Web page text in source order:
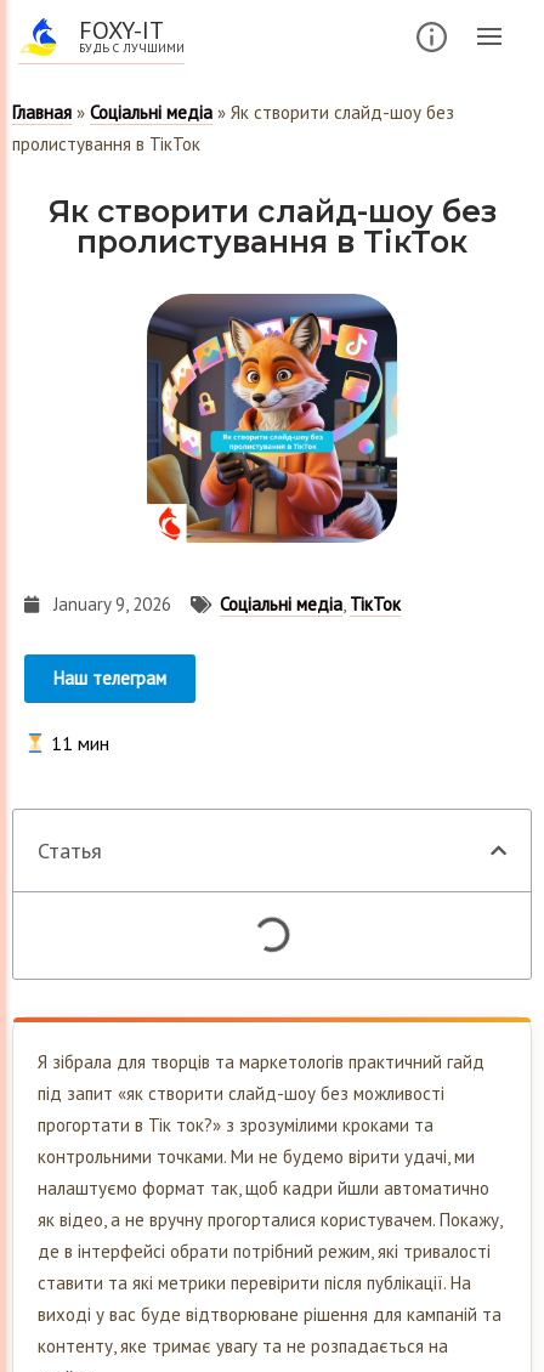
FOXY-IT
БУДЬ С ЛУЧШИМИ
Главная » Соціальні медіа » Як створити слайд-шоу без
пролистування в ТікТок
Як створити слайд-шоу без
пролистування в ТікТок
January 9, 2026 Соціальні медіа, ТікТок
Наш телеграм
11 мин
Статья
Я зібрала для творців та маркетологів практичний гайд
під запит «як створити слайд-шоу без можливості
прогортати в Тік ток?» з зрозумілими кроками та
контрольними точками. Ми не будемо вірити удачі, ми
налаштуємо формат так, щоб кадри йшли автоматично
як відео, а не вручну прогорталися користувачем. Покажу,
де в інтерфейсі обрати потрібний режим, які тривалості
ставити та які метрики перевірити після публікації. На
виході у вас буде відтворюване рішення для кампаній та
контенту, яке тримає увагу та не розпадається на